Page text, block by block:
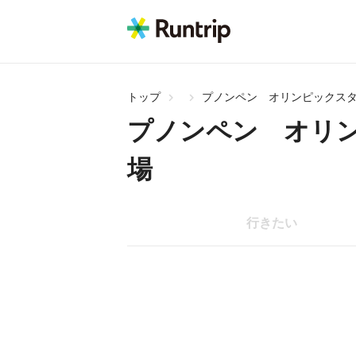
トップ プノンペン オリンピックス
プノンペン オリ
場
行きたい